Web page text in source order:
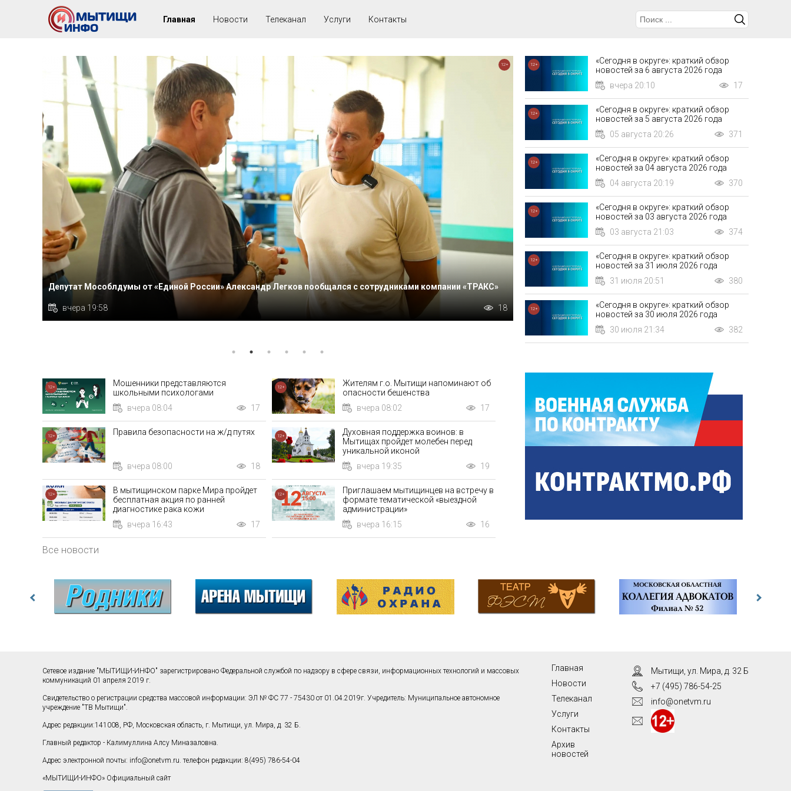
Главная Новости Телеканал Услуги Контакты
ЗОЖ, доступный каждому: любителей спорта стало в 2,5 раза больше
вчера 19:56 16
12+
Высокотехнологичная медицина и новые возможности для
05 августа 20:25
«Сегодня в округе»: краткий обзор
новостей за 6 августа 2026 года
вчера 20:10
17
12+
«Сегодня в округе»: краткий обзор
новостей за 5 августа 2026 года
05 августа 20:26
371
12+
«Сегодня в округе»: краткий обзор
новостей за 04 августа 2026 года
04 августа 20:19
370
12+
«Сегодня в округе»: краткий обзор
новостей за 03 августа 2026 года
03 августа 21:03
374
12+
«Сегодня в округе»: краткий обзор
новостей за 31 июля 2026 года
31 июля 20:51
380
12+
«Сегодня в округе»: краткий обзор
новостей за 30 июля 2026 года
30 июля 21:34
382
12+
Мошенники представляются
школьными психологами
вчера 08:04
17
12+
Жителям г.о. Мытищи напоминают об
опасности бешенства
вчера 08:02
17
12+
Правила безопасности на ж/д путях
вчера 08:00 18
12+
Духовная поддержка воинов: в
Мытищах пройдет молебен перед
уникальной иконой
вчера 19:35
19
12+
В мытищинском парке Мира пройдет
бесплатная акция по ранней
диагностике рака кожи
вчера 16:43
17
12+
Приглашаем мытищинцев на встречу в
формате тематической «выездной
администрации»
вчера 16:15
16
12+
Все новости
Сетевое издание "МЫТИЩИ-ИНФО" зарегистрировано Федеральной службой по надзору в сфере связи, информационных технологий и массовых
коммуникаций 01 апреля 2019 г.
Свидетельство о регистрации средства массовой информации: ЭЛ № ФС 77 - 75430 от 01.04.2019г. Учредитель: Муниципальное автономное
учреждение "ТВ Мытищи".
Адрес редакции:141008, РФ, Московская область, г. Мытищи, ул. Мира, д. 32 Б.
Главный редактор - Калимуллина Алсу Миназаловна.
Адрес электронной почты: info@onetvm.ru. телефон редакции: 8(495) 786-54-04
«МЫТИЩИ-ИНФО» Официальный сайт
Главная
Новости
Телеканал
Услуги
Контакты
Архив
новостей
Мытищи, ул. Мира, д. 32 Б
+7 (495) 786-54-25
info@onetvm.ru